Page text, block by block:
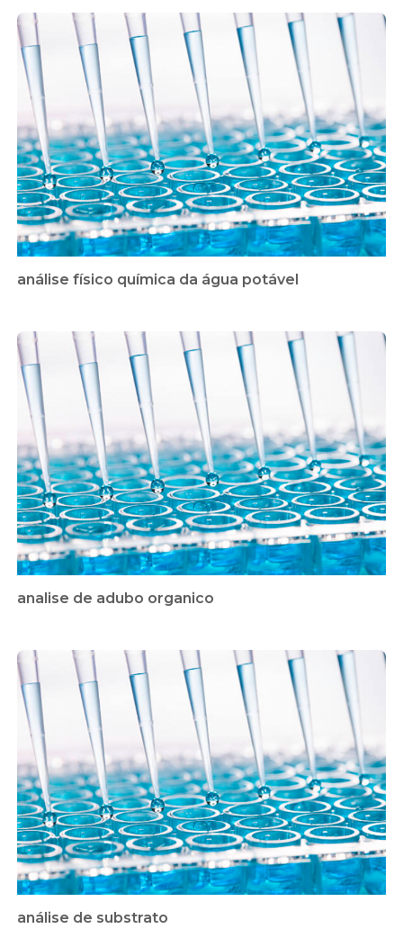
análise físico química da água potável
analise de adubo organico
análise de substrato